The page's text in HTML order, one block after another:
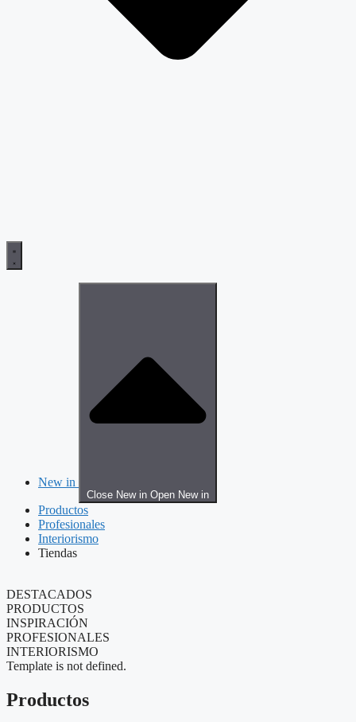
New in
Close New in Open New in
Productos
Profesionales
Interiorismo
Tiendas
DESTACADOS
PRODUCTOS
INSPIRACIÓN
PROFESIONALES
INTERIORISMO
Template is not defined.
Productos